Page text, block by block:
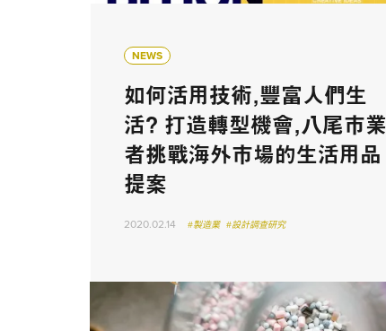
NEWS
如何活用技術，豐富人們生
活？ 打造轉型機會，八尾市業
者挑戰海外市場的生活用品
提案
2020.02.14 #製造業 #設計調查研究